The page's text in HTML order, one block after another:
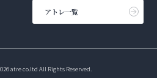
アトレ一覧
atre co.ltd All Rights Reserved.